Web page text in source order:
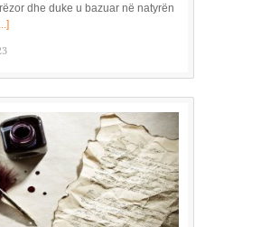
dhe duke u bazuar në natyrën